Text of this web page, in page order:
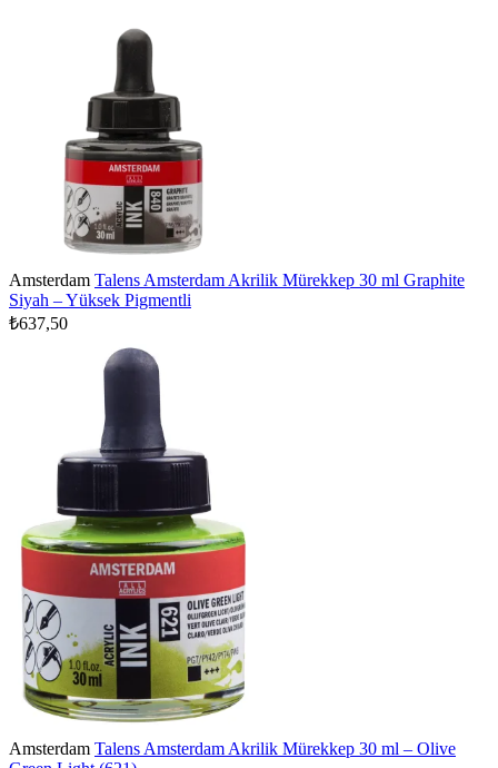
Amsterdam Talens Amsterdam Akrilik Mürekkep 30 ml Graphite
Siyah – Yüksek Pigmentli
₺637,50
Amsterdam Talens Amsterdam Akrilik Mürekkep 30 ml – Olive